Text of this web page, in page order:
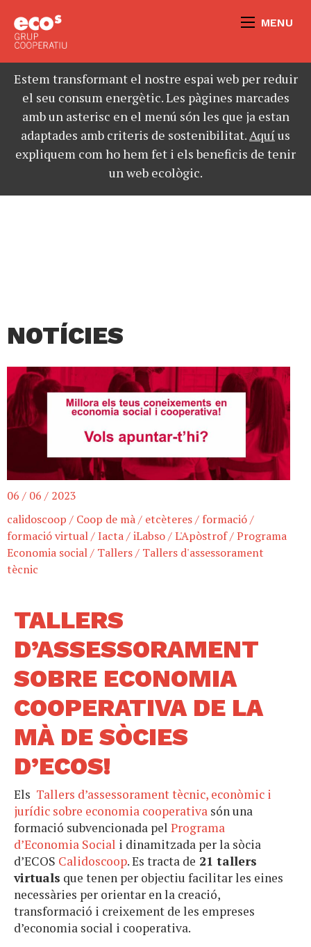
MENU
Estem transformant el nostre espai web per reduir
el seu consum energètic. Les pàgines marcades
amb un asterisc en el menú són les que ja estan
adaptades amb criteris de sostenibilitat.Aquíus
expliquem com ho hem fet i els beneficis de tenir
un web ecològic.
NOTÍCIES
06 / 06 / 2023
calidoscoop / Coop de mà/ etcèteres/ formació/
formació virtual/Iacta/iLabso/L'Apòstrof/Programa
Economia social/ Tallers/ Tallers d'assessorament
tècnic
TALLERS
D’ASSESSORAMENT
SOBRE ECONOMIA
COOPERATIVA DE LA
MÀ DE SÒCIES
D’ECOS!
Els Tallers d’assessorament tècnic, econòmic i
jurídic sobre economia cooperativa són una
formació subvencionada pel Programa
d’Economia Social i dinamitzada per la sòcia
d’ECOS Calidoscoop. Es tracta de 21 tallers
virtuals que tenen per objectiu facilitar les eines
necessàries per orientar en la creació,
transformació i creixement de les empreses
d’economia social i cooperativa.